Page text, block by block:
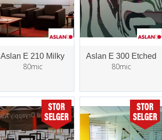
Aslan E 210 Milky
80mic
Aslan E 300 Etched
80mic